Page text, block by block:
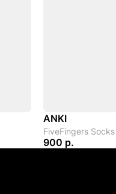
ANKI
FiveFingers
900 р.